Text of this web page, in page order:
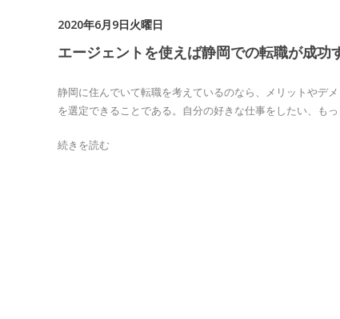
2020年6月9日火曜日
エージェントを使えば静岡での転職が成功
静岡に住んでいて転職を考えているのなら、メリットやデ
を選定できることである。自分の好きな仕事をしたい、も
続きを読む